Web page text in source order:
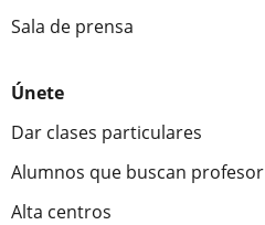
Sala de prensa
Únete
Dar clases particulares
Alumnos que buscan profesor
Alta centros